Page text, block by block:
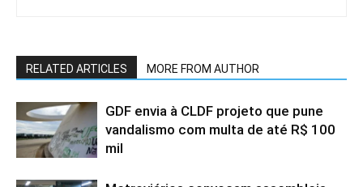
RELATED ARTICLES MORE FROM AUTHOR
GDF envia à CLDF projeto que pune
vandalismo com multa de até R$ 100
mil